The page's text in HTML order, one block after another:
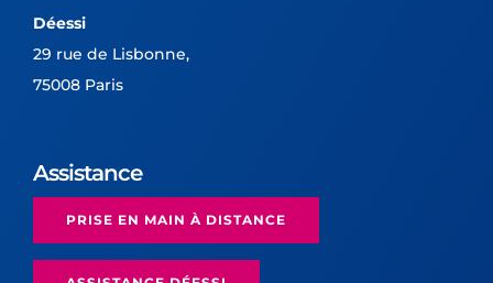
Déessi
29 rue de Lisbonne,
75008 Paris
Assistance
PRISE EN MAIN À DISTANCE